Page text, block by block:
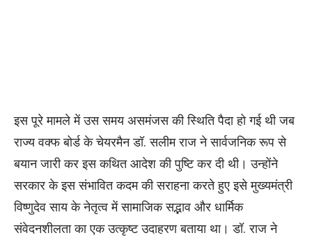
इस पूरे मामले में उस समय असमंजस की स्थिति पैदा हो गई थी जब
राज्य वक्फ बोर्ड के चेयरमैन डॉ. सलीम राज ने सार्वजनिक रूप से
बयान जारी कर इस कथित आदेश की पुष्टि कर दी थी। उन्होंने
सरकार के इस संभावित कदम की सराहना करते हुए इसे मुख्यमंत्री
विष्णुदेव साय के नेतृत्व में सामाजिक सद्भाव और धार्मिक
संवेदनशीलता का एक उत्कृष्ट उदाहरण बताया था। डॉ. राज ने